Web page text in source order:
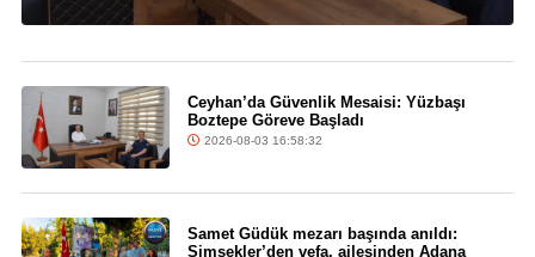
Ceyhan’da Güvenlik Mesaisi: Yüzbaşı
Boztepe Göreve Başladı
2026-08-03 16:58:32
Samet Güdük mezarı başında anıldı:
Şimşekler’den vefa, ailesinden Adana